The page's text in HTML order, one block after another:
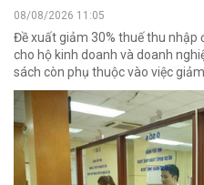
08/08/2026 11:05
Đề xuất giảm 30% thuế thu
cho hộ kinh doanh và doanh
sách còn phụ thuộc vào việc